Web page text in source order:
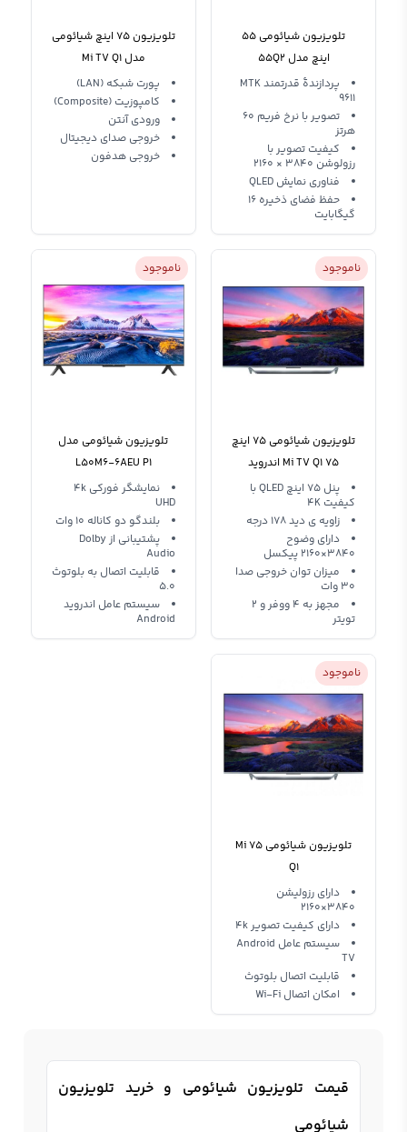
تلویزیون شیائومی 55
اینچ مدل 55Q2
پردازندهٔ قدرتمند MTK
9611
تصویر با نرخ فریم 60
هرتز
کیفیت تصویر با
رزولوشن 3840 × 2160
فناوری نمایش QLED
حفظ فضای ذخیره 16
گیگابایت
تلویزیون 75 اینچ شیائومی
مدل Mi TV Q1
پورت شبکه (LAN)
کامپوزیت (Composite)
ورودی آنتن
خروجی صدای دیجیتال
خروجی هدفون
ناموجود
تلویزیون شیائومی 75 اینچ
Mi TV Q1 75 اندروید
پنل 75 اینچ QLED با
کیفیت 4K
زاویه ی دید 178 درجه
دارای وضوح
3840×2160 پیکسل
میزان توان خروجی صدا
30 وات
مجهز به 4 ووفر و 2
تویتر
ناموجود
تلویزیون شیائومی مدل
L50M6-6AEU P1
نمایشگر فورکی 4k
UHD
بلندگو دو کاناله 10 وات
پشتیبانی از Dolby
Audio
قابلیت اتصال به بلوتوث
5.0
سیستم عامل اندروید
Android
ناموجود
تلویزیون شیائومی Mi 75
Q1
دارای رزولیشن
3840×2160
دارای کیفیت تصویر 4k
سیستم عامل Android
TV
قابلیت اتصال بلوتوث
امکان اتصال Wi-Fi
قیمت تلویزیون شیائومی و خرید تلویزیون
شیائومی